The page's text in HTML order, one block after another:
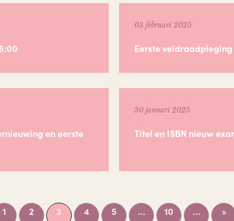
03 februari 2025
Eerste veldraadpleging
en eerste
30 januari 2025
Titel en ISBN nieuw
1 2 3 4 5 ... 10 ... »